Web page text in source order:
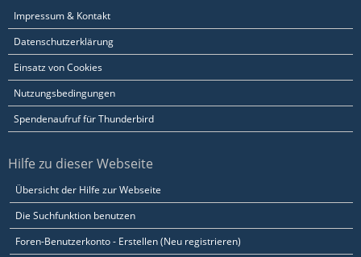
Impressum & Kontakt
Datenschutzerklärung
Einsatz von Cookies
Nutzungsbedingungen
Spendenaufruf für Thunderbird
Hilfe zu dieser Webseite
Übersicht der Hilfe zur Webseite
Die Suchfunktion benutzen
Foren-Benutzerkonto - Erstellen (Neu registrieren)